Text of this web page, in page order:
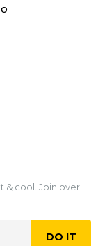
& cool. Join over
DO IT